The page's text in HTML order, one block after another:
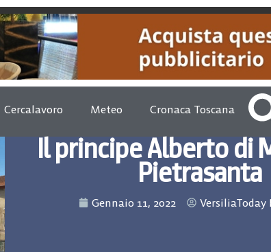
Cercalavoro Meteo Cronaca Toscana
Il principe Alberto di
Pietrasanta
Gennaio 11, 2022 VersiliaToday